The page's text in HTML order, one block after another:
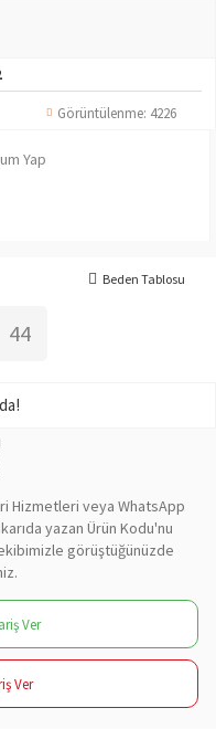
Görüntülenme: 4226
Yap
44
Beden Tablosu
Hizmetleri veya WhatsApp
yazan Ürün Kodu'nu
görüştüğünüzde
Ver
Ver